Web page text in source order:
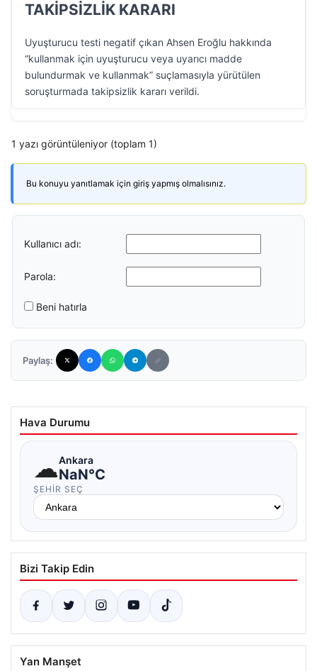
TAKİPSİZLİK KARARI
Uyuşturucu testi negatif çıkan Ahsen Eroğlu hakkında
“kullanmak için uyuşturucu veya uyarıcı madde
bulundurmak ve kullanmak” suçlamasıyla yürütülen
soruşturmada takipsizlik kararı verildi.
1 yazı görüntüleniyor (toplam 1)
Bu konuyu yanıtlamak için giriş yapmış olmalısınız.
Kullanıcı adı:
Parola:
Beni hatırla
Paylaş:
Hava Durumu
☁Ankara
NaN°C
ŞEHIR SEÇ
Bizi Takip Edin
Yan Manşet